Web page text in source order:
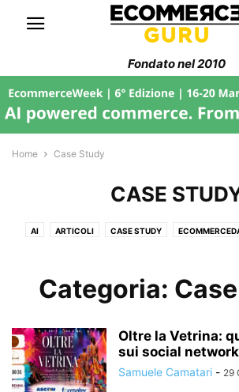
Fondato nel 2010
Home Case Study
CASE
AI ARTICOLI CASE STUDY
LEAN THINKING MANAGEMENT
SOCIAL & CONVERSATIONAL COMMERCE
STORIE DI AZIENDE ITALIANE STRATEGIE WEB
TREND DI MERCATO USER EXPERIENCE
Categoria:
Oltre la Vetrina:
sui social
Samuele Camatari - 29